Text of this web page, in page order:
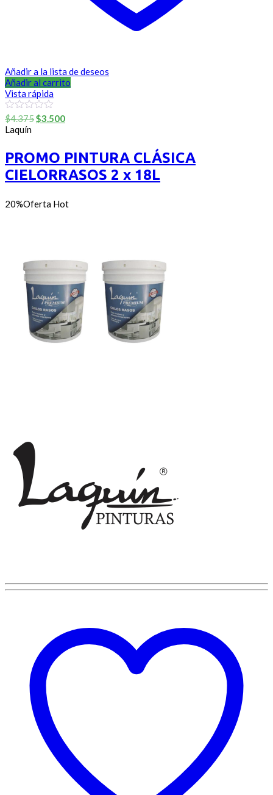
Añadir a la lista de deseos
Añadir al carrito
Vista rápida
0
out
of
$4.375El
era:
$4.375.
$3.500El
es:
$3.500.
Laquín
PROMO PINTURA CLÁSICA
CIELORRASOS 2 x 18L
20%Oferta Hot